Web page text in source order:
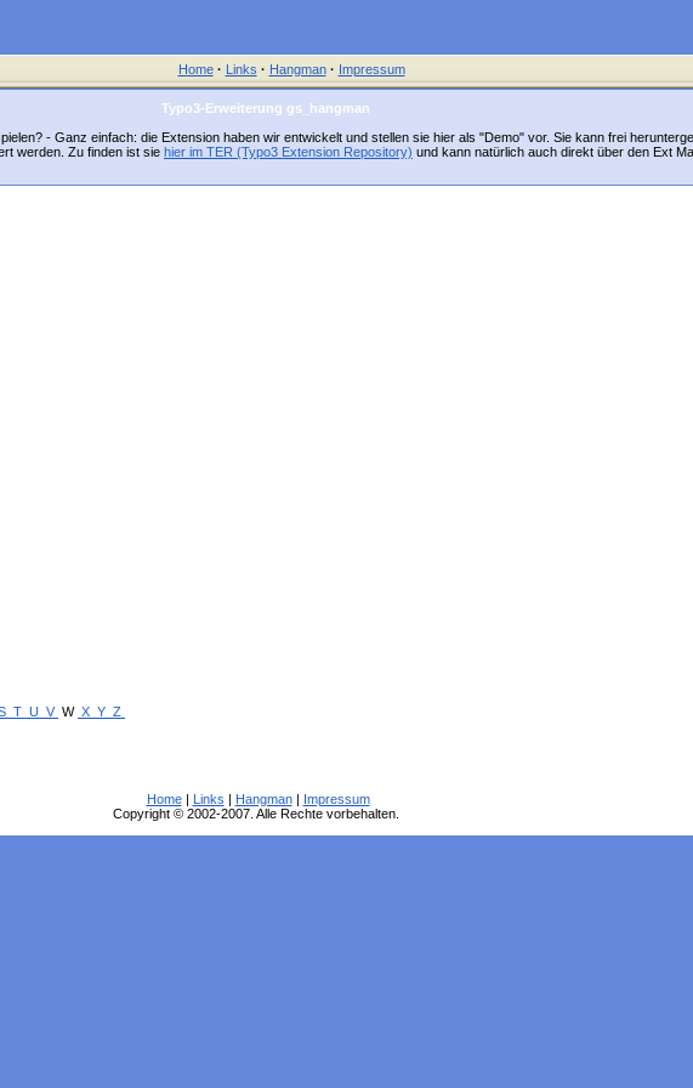
Home · Links · Hangman · Impressum
Typo3-Erweiterung gs_hangman
- Ganz einfach: die Extension haben wir entwickelt und stellen sie hier als "Demo" vor. Sie kann frei
werden. Zu finden ist sie hier im TER (Typo3 Extension Repository) und kann natürlich auch direkt über den Ext
T U V W X Y Z
Home| Links | Hangman| Impressum
Copyright © 2002-2007. Alle Rechte vorbehalten.